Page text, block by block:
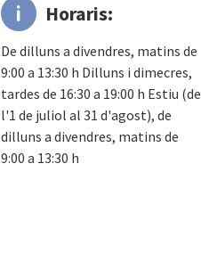
Horaris:
De dilluns a divendres, matins de
9:00 a 13:30 h Dilluns i dimecres,
tardes de 16:30 a 19:00 h Estiu (de
l'1 de juliol al 31 d'agost), de
dilluns a divendres, matins de
9:00 a 13:30 h